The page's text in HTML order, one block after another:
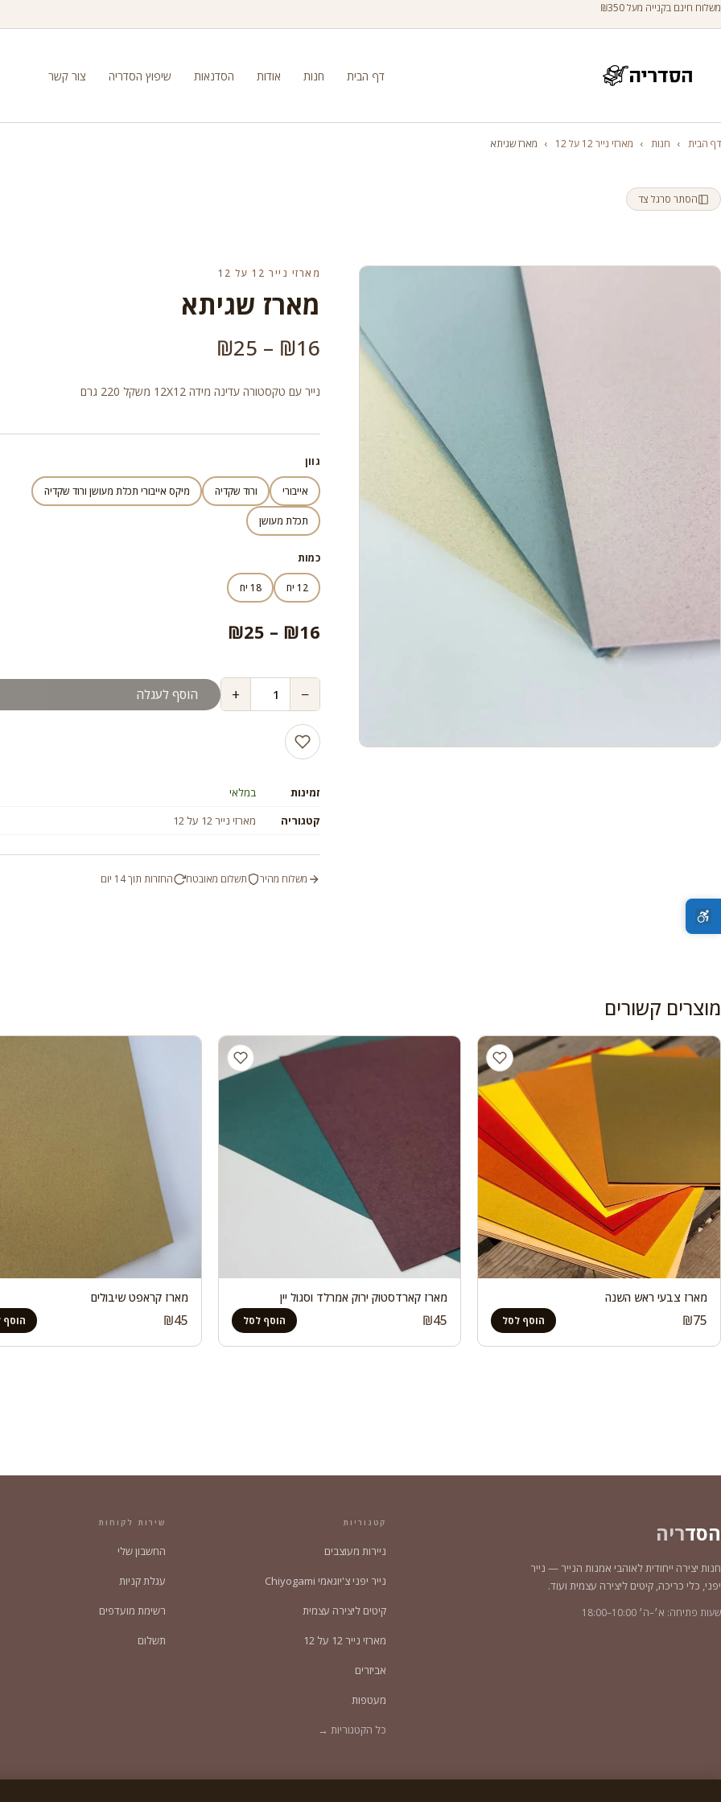
משלוח חינם בקנייה מעל ₪350
דף הבית חנות אודות הסדנאות שיפוץ הסדריה צור קשר
דף הבית › חנות › מארזי נייר 12 על 12 › מארז שגיתא
הסתר סרגל צד
מארזי נייר 12 על 12
מארז שגיתא
₪16
–
₪25
מחירים:נייר עם טקסטורה עדינה מידה 12X12 משקל 220 גרם
גוון
אייבורי ורוד שקדיה מיקס אייבורי תכלת מעושן ורוד שקדיה
תכלת מעושן
כמות
12 יח 18 יח
₪16
–
₪25
−
+ הוסף לעגלה
זמינות
במלאי
קטגוריה
מארזי נייר 12 על 12
משלוח מהיר תשלום מאובטח החזרות תוך 14 יום
מוצרים קשורים
מארז צבעי ראש השנה
₪75 הוסף לסל
מארז קארדסטוק ירוק אמרלד וסגול יין
₪45 הוסף לסל
מארז קראפט שיבולים
₪45 הוסף
הסדריה
חנות יצירה ייחודית לאוהבי אמנות הנייר — נייר
יפני, כלי כריכה, קיטים ליצירה עצמית ועוד.
שעות פתיחה: א׳–ה׳ 10:00–18:00
קטגוריות
ניירות מעוצבים
נייר יפני צ'יוגאמי Chiyogami
קיטים ליצירה עצמית
מארזי נייר 12 על 12
אביזרים
מעטפות
כל הקטגוריות →
שירות לקוחות
החשבון שלי
עגלת קניות
רשימת מועדפים
תשלום